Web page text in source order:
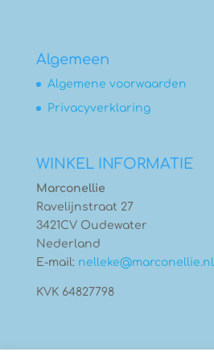
Algemeen
Algemene voorwaarden
Privacyverklaring
WINKEL INFORMATIE
Marconellie
Ravelijnstraat 27
3421CV Oudewater
Nederland
E-mail: nelleke@marconellie.nl
KVK 64827798